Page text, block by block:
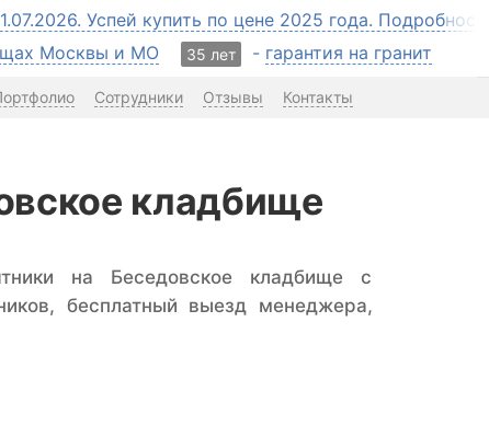
Успей купить по цене 2025 года.
Москвы и МО 35 лет - гарантия на гранит
Сотрудники Отзывы Контакты
кладбище
на Беседовское кладбище с
бесплатный выезд менеджера,